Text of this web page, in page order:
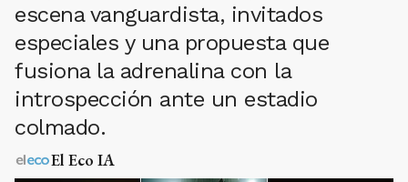
escena vanguardista, invitados
especiales y una propuesta que
fusiona la adrenalina con la
introspección ante un estadio
colmado.
El Eco IA